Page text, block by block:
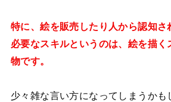
特に、絵を販売したり人から認知さ
必要なスキルというのは、絵を描く
物です。
少々雑な言い方になってしまうかも